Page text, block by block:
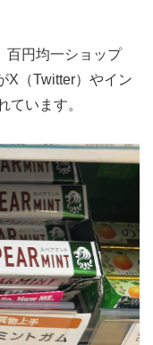
百円均一ショップ
X（Twitter）やイン
ています。